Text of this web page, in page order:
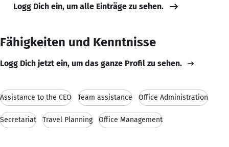
Logg Dich ein, um alle Einträge zu sehen.
Fähigkeiten und Kenntnisse
Logg Dich jetzt ein, um das ganze Profil zu sehen.
Assistance to the CEO Team assistance Office Administration
Secretariat Travel Planning Office Management